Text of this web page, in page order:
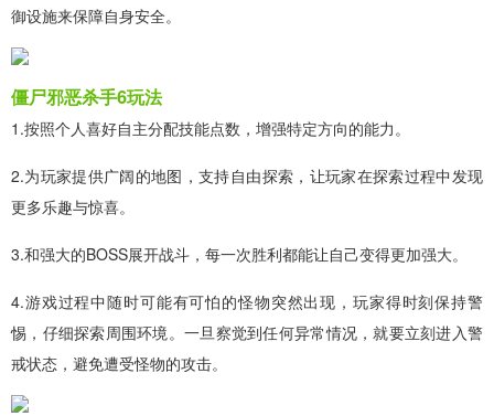
御设施来保障自身安全。
僵尸邪恶杀手6玩法
1.按照个人喜好自主分配技能点数，增强特定方向的能力。
2.为玩家提供广阔的地图，支持自由探索，让玩家在探索过程中发现
更多乐趣与惊喜。
3.和强大的BOSS展开战斗，每一次胜利都能让自己变得更加强大。
4.游戏过程中随时可能有可怕的怪物突然出现，玩家得时刻保持警
惕，仔细探索周围环境。一旦察觉到任何异常情况，就要立刻进入警
戒状态，避免遭受怪物的攻击。